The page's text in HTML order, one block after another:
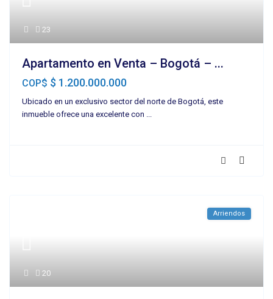
23
Apartamento en Venta – Bogotá – ...
COP$ $ 1.200.000.000
Ubicado en un exclusivo sector del norte de Bogotá, este
inmueble ofrece una excelente con ...
20
Arriendos